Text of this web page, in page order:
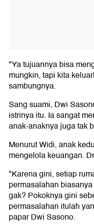
"Ya tujuannya bisa
mungkin, tapi kita
sambungnya.
Sang suami, Dwi
istrinya itu. Ia sangat
anak-anaknya juga tak
Menurut Widi, anak
mengelola keuangan.
"Karena gini, setiap
permasalahan
gak? Pokoknya gini
permasalahan itulah
papar Dwi Sasono.